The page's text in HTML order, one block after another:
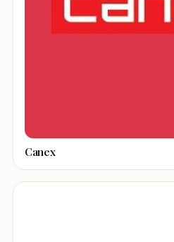
Canex